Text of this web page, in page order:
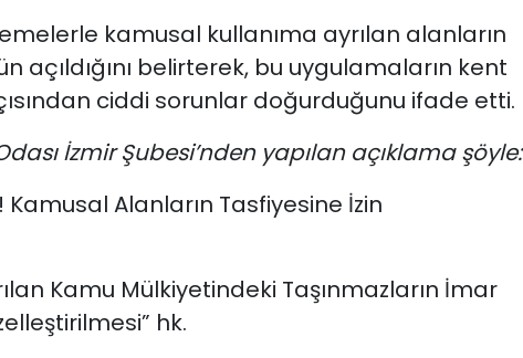
kamusal kullanıma ayrılan alanların
açıldığını belirterek, bu uygulamaların kent
ciddi sorunlar doğurduğunu ifade etti.
İzmir Şubesi’nden yapılan açıklama şöyle:
Alanların Tasfiyesine İzin
Kamu Mülkiyetindeki Taşınmazların İmar
hk.